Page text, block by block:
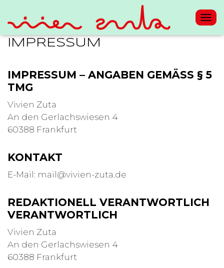
IMPRESSUM
IMPRESSUM – ANGABEN GEMÄSS § 5
TMG
Vivien Zuta
An den Gerlachswiesen 4
60388 Frankfurt
KONTAKT
E-Mail: mail@vivien-zuta.de
REDAKTIONELL VERANTWORTLICH
VERANTWORTLICH
Vivien Zuta
An den Gerlachswiesen 4
60388 Frankfurt